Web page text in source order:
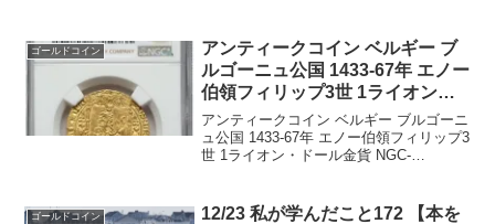
リ品位：91.6...
ゴールドコイン
アンティークコイン ベルギー ブ
ルゴーニュ公国 1433-67年 エノー
伯領フィリップ3世 1ライオン・
ドール金貨 NGC-AU58
アンティークコイン ベルギー ブルゴーニ
ュ公国 1433-67年 エノー伯領フィリップ3
世 1ライオン・ドール金貨 NGC-
み4枚、AU58は2枚...
ゴールドコイン
12/23 私が学んだこと172 【本を